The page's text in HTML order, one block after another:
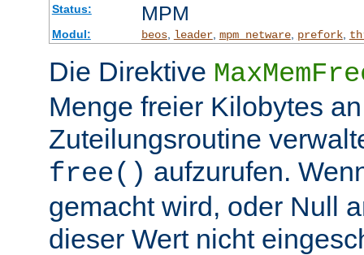
Status: MPM
Modul: beos, leader, mpm_netware, prefork,
Die Direktive
Menge freier Kilobytes
Zuteilungsroutine
free() aufzurufen.
gemacht wird, oder Null
dieser Wert nicht